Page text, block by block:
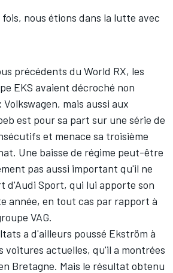
nous étions dans la lutte avec
précédents du World RX, les
EKS avaient décroché non
mais aussi aux
est pour sa part sur une série de
et menace sa troisième
. Une baisse de régime peut-être
pas aussi important qu'il ne
d'Audi Sport, qui lui apporte son
année, en tout cas par rapport à
VAG.
a d'ailleurs poussé Ekström à
voitures actuelles, qu'il a montrées
Bretagne. Mais le résultat obtenu